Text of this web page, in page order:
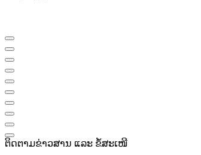
ຕິດຕາມຂ່າວສານ ແລະ ຂໍ້ສະເໜີ